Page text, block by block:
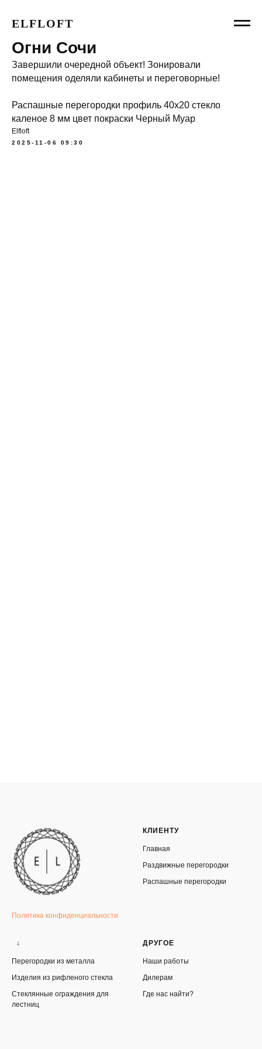
ELFLOFT
Огни Сочи
Завершили очередной объект! Зонировали
помещения оделяли кабинеты и переговорные!
Распашные перегородки профиль 40х20 стекло
каленое 8 мм цвет покраски Черный Муар
Elfloft
2025-11-06 09:30
Политика конфиденциальности
КЛИЕНТУ
Главная
Раздвижные перегородки
Распашные перегородки
↓
Перегородки из металла
Изделия из рифленого стекла
Стеклянные ограждения для
лестниц
ДРУГОЕ
Наши работы
Дилерам
Где нас найти?